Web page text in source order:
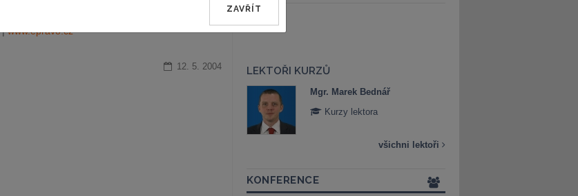
|www.epravo.cz
12. 5. 2004 LEKTOŘI KURZŮ
Mgr. Marek Bednář
Kurzy lektora
všichni lektoři
KONFERENCE
ZAVŘÍT